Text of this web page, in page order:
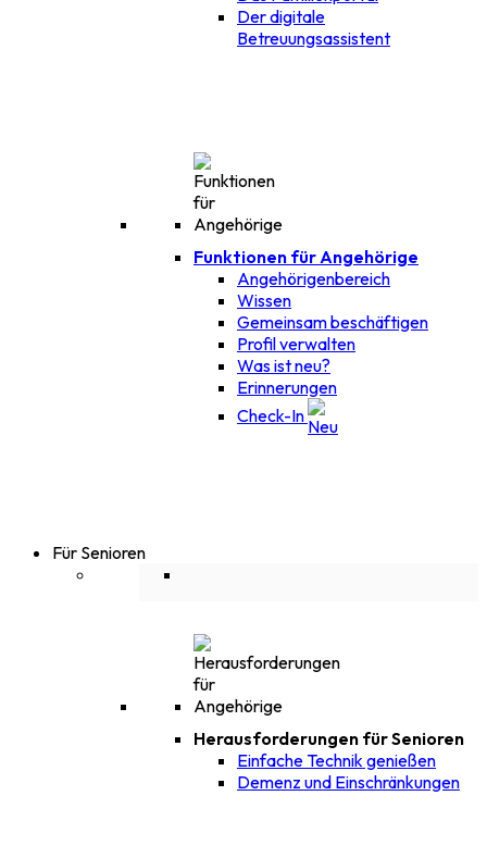
Der digitale
Betreuungsassistent
Funktionen für Angehörige
Angehörigenbereich
Wissen
Gemeinsam beschäftigen
Profil verwalten
Was ist neu?
Erinnerungen
Check-In
Für Senioren
Herausforderungen für Senioren
Einfache Technik genießen
Demenz und Einschränkungen